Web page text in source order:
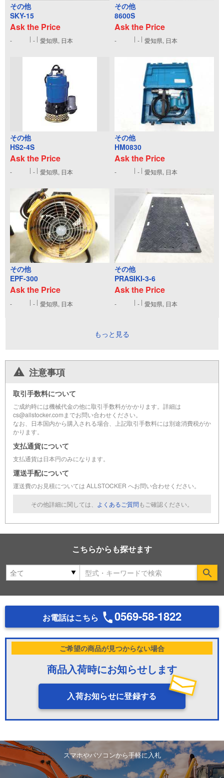
その他
SKY-15
Ask the Price
- - 愛知県, 日本
その他
8600S
Ask the Price
- - 愛知県, 日本
その他
HS2-4S
Ask the Price
- - 愛知県, 日本
その他
HM0830
Ask the Price
- - 愛知県, 日本
その他
EPF-300
Ask the Price
- - 愛知県, 日本
その他
PRASIKI-3-6
Ask the Price
- - 愛知県, 日本
もっと見る
注意事項
取引手数料について
ご成約時には機械代金の他に取引手数料がかかります。詳細は
cs@allstocker.comまでお問い合わせください。
なお、日本国内から購入される場合、上記取引手数料には別途消費税がか
かります。
支払通貨について
支払通貨は日本円のみになります。
運送手配について
運送費のお見積については ALLSTOCKER へお問い合わせください。
その他詳細に関しては、 よくあるご質問もご確認ください。
こちらからも探せます
お電話はこちら 0569-58-1822
ご希望の商品が見つからない場合
商品入荷時にお知らせします
入荷お知らせに登録する
スマホやパソコンから手軽に入札